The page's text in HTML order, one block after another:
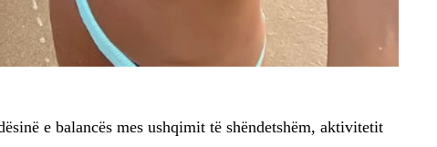
e balancës mes ushqimit të shëndetshëm, aktivitetit